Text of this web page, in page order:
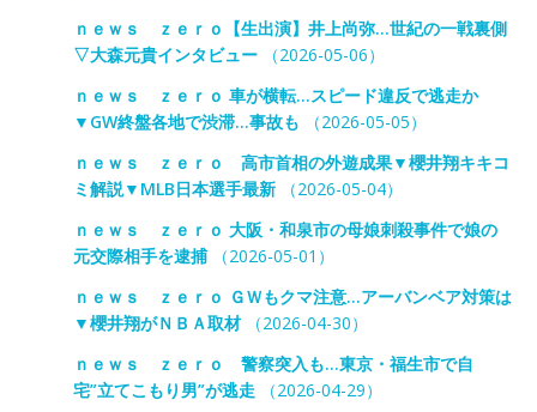
ｎｅｗｓ ｚｅｒｏ【生出演】井上尚弥…世紀の一戦裏側
▽大森元貴インタビュー（2026-05-06）
ｎｅｗｓ ｚｅｒｏ 車が横転…スピード違反で逃走か
▼GW終盤各地で渋滞…事故も （2026-05-05）
ｎｅｗｓ ｚｅｒｏ 高市首相の外遊成果▼櫻井翔キキコ
ミ解説▼MLB日本選手最新（2026-05-04）
ｎｅｗｓ ｚｅｒｏ 大阪・和泉市の母娘刺殺事件で娘の
元交際相手を逮捕（2026-05-01）
ｎｅｗｓ ｚｅｒｏ ＧＷもクマ注意…アーバンベア対策は
▼櫻井翔がＮＢＡ取材（2026-04-30）
ｎｅｗｓ ｚｅｒｏ 警察突入も…東京・福生市で自
宅”立てこもり男”が逃走（2026-04-29）